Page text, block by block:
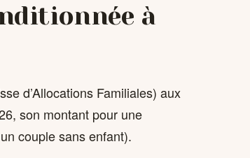
à
d’Allocations Familiales) aux
son montant pour une
couple sans enfant).